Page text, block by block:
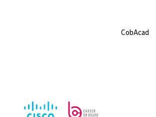
CobAcad